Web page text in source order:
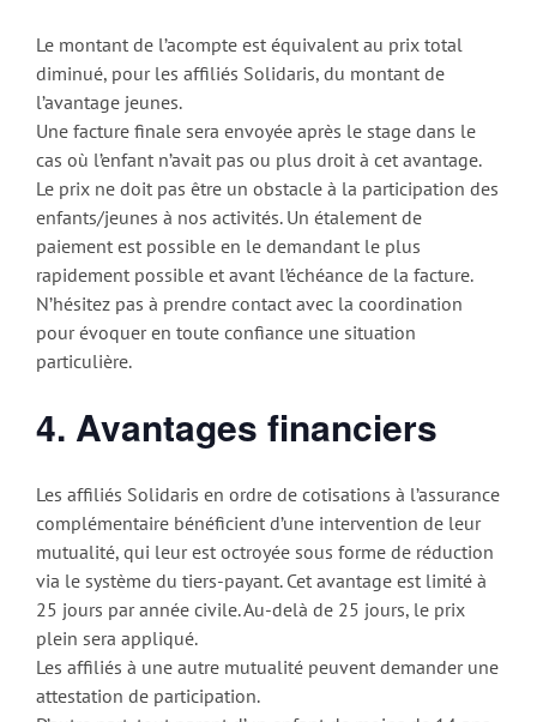
Le montant de l’acompte est équivalent au prix total
diminué, pour les affiliés Solidaris, du montant de
l’avantage jeunes.
Une facture finale sera envoyée après le stage dans le
cas où l’enfant n’avait pas ou plus droit à cet avantage.
Le prix ne doit pas être un obstacle à la participation des
enfants/jeunes à nos activités. Un étalement de
paiement est possible en le demandant le plus
rapidement possible et avant l’échéance de la facture.
N’hésitez pas à prendre contact avec la coordination
pour évoquer en toute confiance une situation
particulière.
4. Avantages financiers
Les affiliés Solidaris en ordre de cotisations à l’assurance
complémentaire bénéficient d’une intervention de leur
mutualité, qui leur est octroyée sous forme de réduction
via le système du tiers-payant. Cet avantage est limité à
25 jours par année civile. Au-delà de 25 jours, le prix
plein sera appliqué.
Les affiliés à une autre mutualité peuvent demander une
attestation de participation.